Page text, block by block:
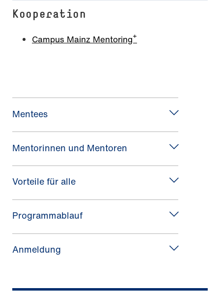
Kooperation
Campus Mainz Mentoring⁺
Mentees
Mentorinnen und Mentoren
Vorteile für alle
Programmablauf
Anmeldung